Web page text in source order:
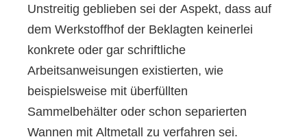
Unstreitig geblieben sei der Aspekt, dass auf
dem Werkstoffhof der Beklagten keinerlei
konkrete oder gar schriftliche
Arbeitsanweisungen existierten, wie
beispielsweise mit überfüllten
Sammelbehälter oder schon separierten
Wannen mit Altmetall zu verfahren sei.